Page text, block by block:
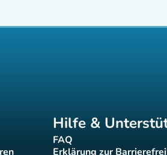
Hilfe &
FAQ(new tab)
Erklärung zur